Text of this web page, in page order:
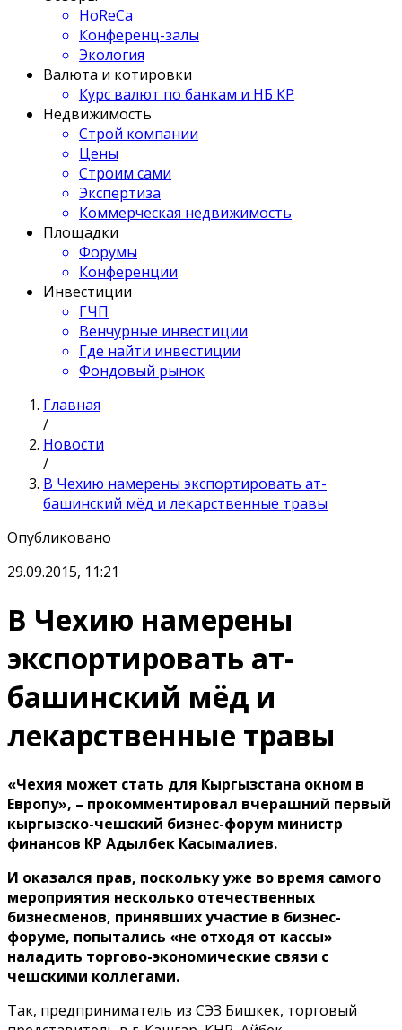
HoReCa
Конференц-залы
Экология
Валюта и котировки
Курс валют по банкам и НБ КР
Недвижимость
Строй компании
Цены
Строим сами
Экспертиза
Коммерческая недвижимость
Площадки
Форумы
Конференции
Инвестиции
ГЧП
Венчурные инвестиции
Где найти инвестиции
Фондовый рынок
Главная
/
Новости
/
В Чехию намерены экспортировать ат-
башинский мёд и лекарственные травы
Опубликовано
29.09.2015, 11:21
В Чехию намерены
экспортировать ат-
башинский мёд и
лекарственные травы
«Чехия может стать для Кыргызстана окном в
Европу», – прокомментировал вчерашний первый
кыргызско-чешский бизнес-форум министр
финансов КР Адылбек Касымалиев.
И оказался прав, поскольку уже во время самого
мероприятия несколько отечественных
бизнесменов, принявших участие в бизнес-
форуме, попытались «не отходя от кассы»
наладить торгово-экономические связи с
чешскими коллегами.
Так, предприниматель из СЭЗ Бишкек, торговый